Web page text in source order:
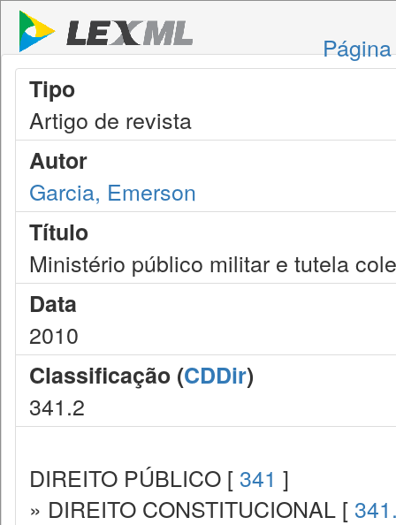
Tipo
Artigo de revista
Autor
Garcia, Emerson
Título
Ministério público militar e tutela
Data
2010
Classificação (CDDir)
341.2
DIREITO PÚBLICO [ 341 ]
» DIREITO CONSTITUCIONAL [